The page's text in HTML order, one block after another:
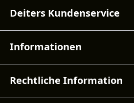
Deiters Kundenservice
Informationen
Rechtliche Information